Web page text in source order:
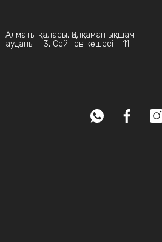
Алматы қаласы, Қалқаман ықшам
ауданы – 3, Сейітов көшесі – 11.